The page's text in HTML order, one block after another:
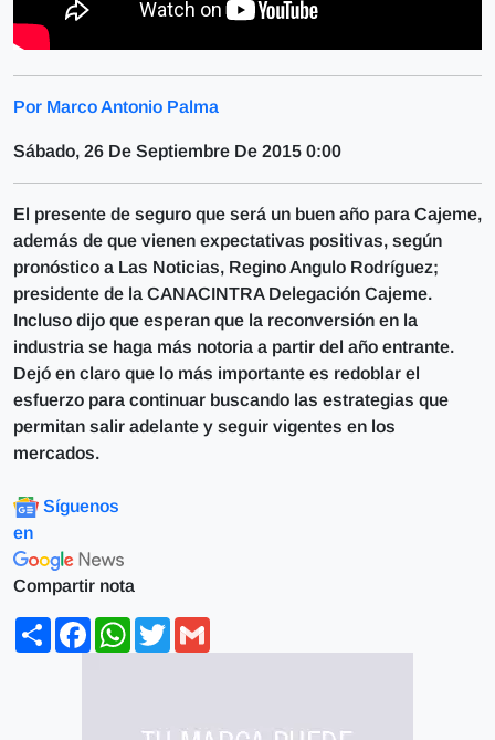
Por Marco Antonio Palma
Sábado, 26 De Septiembre De 2015 0:00
El presente de seguro que será un buen año para Cajeme,
además de que vienen expectativas positivas, según
pronóstico a Las Noticias, Regino Angulo Rodríguez;
presidente de la CANACINTRA Delegación Cajeme.
Incluso dijo que esperan que la reconversión en la
industria se haga más notoria a partir del año entrante.
Dejó en claro que lo más importante es redoblar el
esfuerzo para continuar buscando las estrategias que
permitan salir adelante y seguir vigentes en los
mercados.
Síguenos
en
Compartir nota
ShareFacebookWhatsApp
Twitter